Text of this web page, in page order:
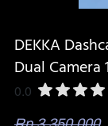
DEKKA
Dual Camera
0.0